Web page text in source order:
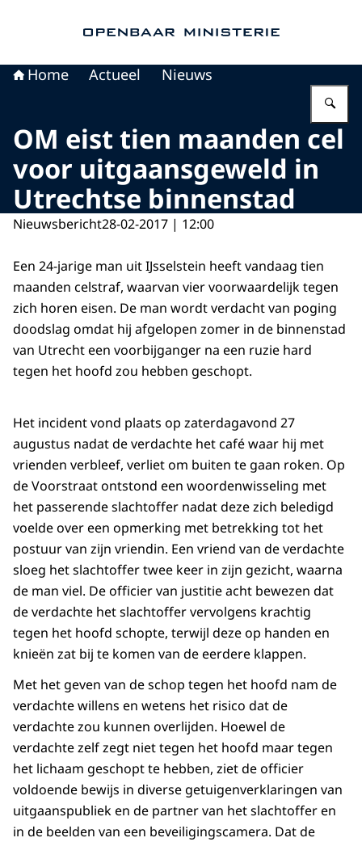
Home Actueel Nieuws
OM eist tien maanden cel
voor uitgaansgeweld in
Utrechtse binnenstad
Nieuwsbericht28-02-2017 | 12:00
Een 24-jarige man uit IJsselstein heeft vandaag tien
maanden celstraf, waarvan vier voorwaardelijk tegen
zich horen eisen. De man wordt verdacht van poging
doodslag omdat hij afgelopen zomer in de binnenstad
van Utrecht een voorbijganger na een ruzie hard
tegen het hoofd zou hebben geschopt.
Het incident vond plaats op zaterdagavond 27
augustus nadat de verdachte het café waar hij met
vrienden verbleef, verliet om buiten te gaan roken. Op
de Voorstraat ontstond een woordenwisseling met
het passerende slachtoffer nadat deze zich beledigd
voelde over een opmerking met betrekking tot het
postuur van zijn vriendin. Een vriend van de verdachte
sloeg het slachtoffer twee keer in zijn gezicht, waarna
de man viel. De officier van justitie acht bewezen dat
de verdachte het slachtoffer vervolgens krachtig
tegen het hoofd schopte, terwijl deze op handen en
knieën zat bij te komen van de eerdere klappen.
Met het geven van de schop tegen het hoofd nam de
verdachte willens en wetens het risico dat de
verdachte zou kunnen overlijden. Hoewel de
verdachte zelf zegt niet tegen het hoofd maar tegen
het lichaam geschopt te hebben, ziet de officier
voldoende bewijs in diverse getuigenverklaringen van
uitgaanspubliek en de partner van het slachtoffer en
in de beelden van een beveiligingscamera. Dat de